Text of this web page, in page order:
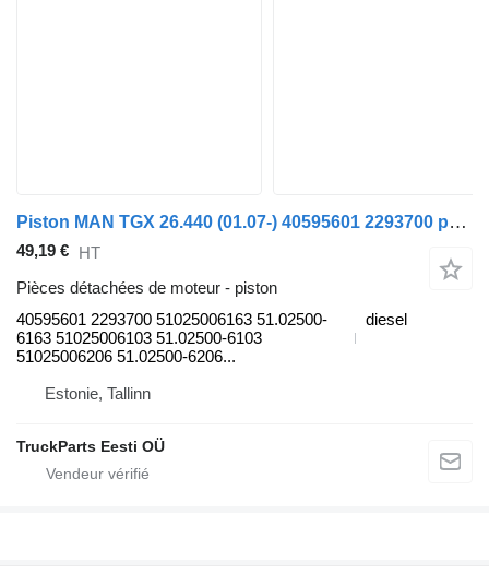
Piston MAN TGX 26.440 (01.07-) 40595601 2293700 pour tracteur routier MAN TGL, TGM, TGS, TGX (2005-2021)
49,19 € HT
Pièces détachées de moteur - piston
40595601 2293700 51025006163 51.02500-
6163 51025006103 51.02500-6103
51025006206 51.02500-6206...
diesel
Estonie, Tallinn
TruckParts Eesti OÜ